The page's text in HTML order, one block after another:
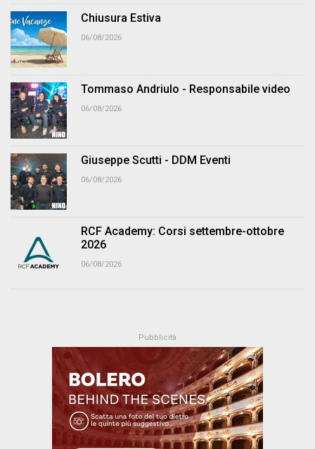
Chiusura Estiva
06/08/2026
Tommaso Andriulo - Responsabile video
06/08/2026
Giuseppe Scutti - DDM Eventi
06/08/2026
RCF Academy: Corsi settembre-ottobre
2026
06/08/2026